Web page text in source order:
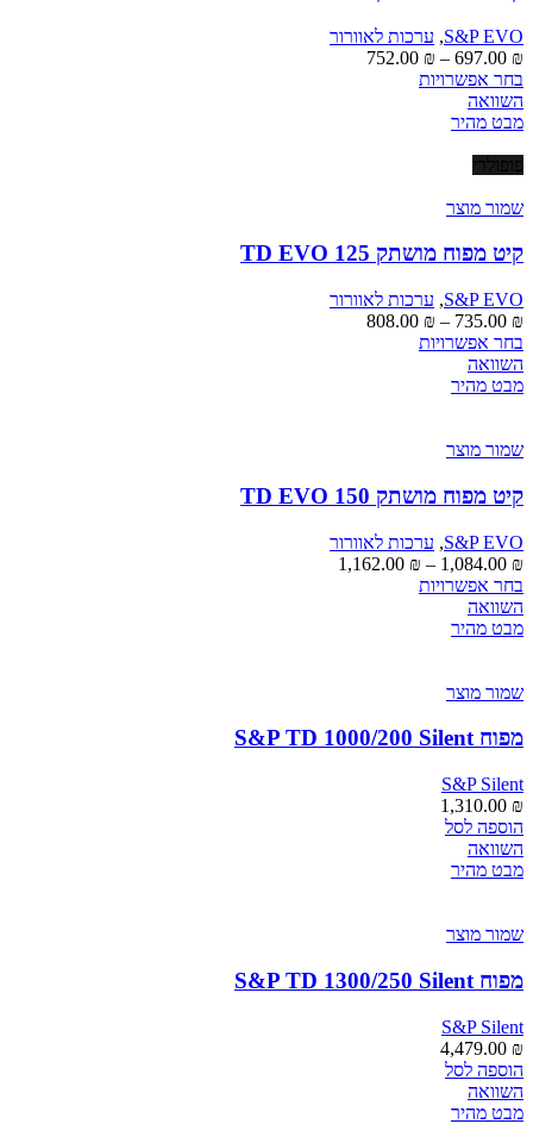
S&P EVO
, ערכות לאוורור
697.00 ₪
–
752.00 ₪
בחר אפשרויות
האפשרויות
בעמוד
המוצר
השוואה
מבט מהיר
פופולרי
שמור מוצר
קיט מפוח מושתק TD EVO 125
S&P EVO
, ערכות לאוורור
735.00 ₪
–
808.00 ₪
טווח
בחר אפשרויות
את
האפשרויות
בעמוד
המוצר
השוואה
מבט מהיר
שמור מוצר
קיט מפוח מושתק TD EVO 150
S&P EVO
, ערכות לאוורור
1,084.00 ₪
–
1,162.00 ₪
בחר אפשרויות
את
השוואה
מבט מהיר
שמור מוצר
מפוח S&P TD 1000/200 Silent
S&P Silent
1,310.00 ₪
הוספה לסל
השוואה
מבט מהיר
שמור מוצר
מפוח S&P TD 1300/250 Silent
S&P Silent
4,479.00 ₪
הוספה לסל
השוואה
מבט מהיר